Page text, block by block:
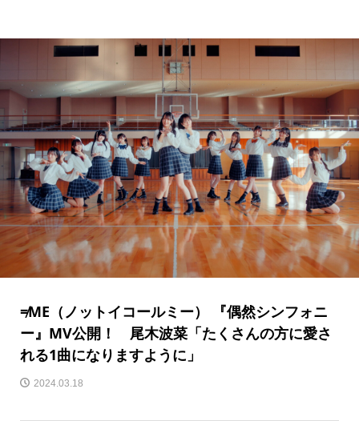
≠ME（ノットイコールミー） 『偶然シンフォニ
ー』MV公開！ 尾木波菜「たくさんの方に愛さ
れる1曲になりますように」
2024.03.18